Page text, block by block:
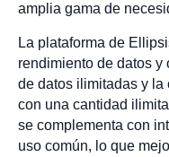
amplia gama de
La plataforma de
rendimiento de datos y
de datos ilimitadas y
con una cantidad
se complementa con
uso común, lo que